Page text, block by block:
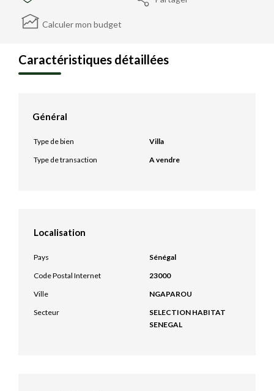
Calculer mon budget
Caractéristiques détaillées
Général
Type de bien
Villa
Type de transaction
A vendre
Localisation
Pays
Sénégal
Code Postal Internet
23000
Ville
NGAPAROU
Secteur
SELECTION HABITAT
SENEGAL